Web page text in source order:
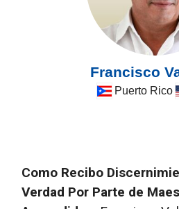
Francisco
Puerto Rico
Como Recibo
Verdad Por Parte de